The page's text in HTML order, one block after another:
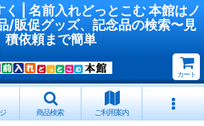
| 名前入れどっとこむ 本館はノ
/販促グッズ、記念品の検索〜見
積依頼まで簡単
カート
商品検索 ご利用案内